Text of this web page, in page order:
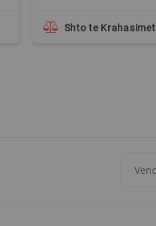
Shto te Krahasimet